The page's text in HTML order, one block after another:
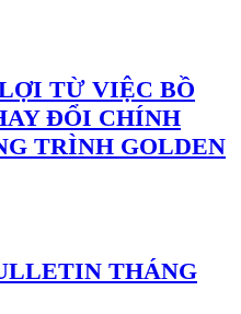
TỪ VIỆC BỒ
ĐỔI CHÍNH
TRÌNH GOLDEN
THÁNG